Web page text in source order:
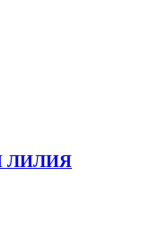
ЛИЛИЯ